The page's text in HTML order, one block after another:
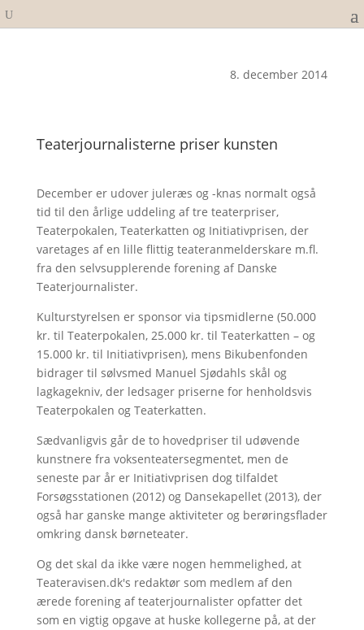
8. december 2014
Teaterjournalisterne priser kunsten
December er udover juleræs og -knas normalt også
tid til den årlige uddeling af tre teaterpriser,
Teaterpokalen, Teaterkatten og Initiativprisen, der
varetages af en lille flittig teateranmelderskare m.fl.
fra den selvsupplerende forening af Danske
Teaterjournalister.
Kulturstyrelsen er sponsor via tipsmidlerne (50.000
kr. til Teaterpokalen, 25.000 kr. til Teaterkatten – og
15.000 kr. til Initiativprisen), mens Bikubenfonden
bidrager til sølvsmed Manuel Sjødahls skål og
lagkagekniv, der ledsager priserne for henholdsvis
Teaterpokalen og Teaterkatten.
Sædvanligvis går de to hovedpriser til udøvende
kunstnere fra voksenteatersegmentet, men de
seneste par år er Initiativprisen dog tilfaldet
Forsøgsstationen (2012) og Dansekapellet (2013), der
også har ganske mange aktiviteter og berøringsflader
omkring dansk børneteater.
Og det skal da ikke være nogen hemmelighed, at
Teateravisen.dk's redaktør som medlem af den
ærede forening af teaterjournalister opfatter det
som en vigtig opgave at huske kollegerne på, at der